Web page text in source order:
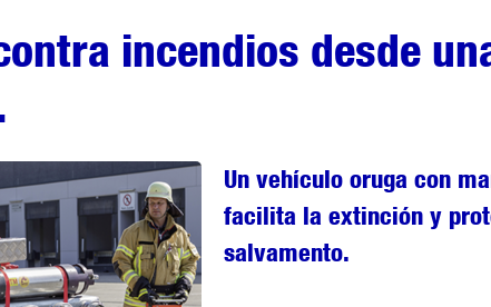
incendios desde
Un vehículo oruga con
facilita la extinción y
salvamento.